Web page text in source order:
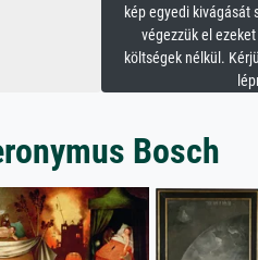
kép egyedi kivágását
végezzük el
költségek nélkül.
Bosch